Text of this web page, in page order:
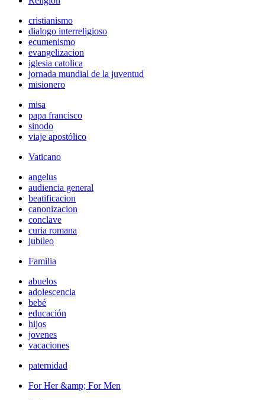
cristianismo
dialogo interreligioso
ecumenismo
evangelizacion
iglesia catolica
jornada mundial de la juventud
misionero
misa
papa francisco
sinodo
viaje apostólico
Vaticano
angelus
audiencia general
beatificacion
canonizacion
conclave
curia romana
jubileo
Familia
abuelos
adolescencia
bebé
educación
hijos
jovenes
vacaciones
paternidad
For Her &amp; For Men